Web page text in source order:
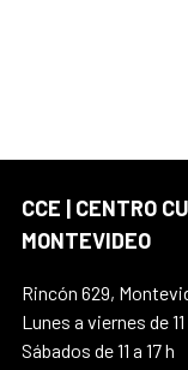
CCE | CENTRO
MONTEVIDEO
Rincón 629,
Lunes a viernes de 11
Sábados de 11 a 17 h